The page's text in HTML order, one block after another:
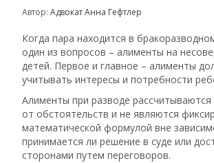
Автор:Адвокат Анна Гефтлер
Когда пара находится в
один из вопросов – алименты на
детей. Первое и главное – алименты
учитывать интересы и потребности
Алименты при разводе рассчитываются
от обстоятельств и не являются
математической формулой вне
принимается ли решение в суде или
сторонами путем переговоров.